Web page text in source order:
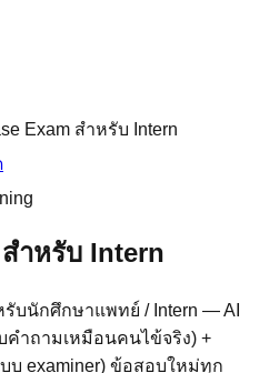
Exam สำหรับ Intern
ำหรับ Intern
บนักศึกษาแพทย์ / Intern — AI
คำถามเหมือนคนไข้จริง) +
บ examiner) ข้อสอบใหม่ทุก